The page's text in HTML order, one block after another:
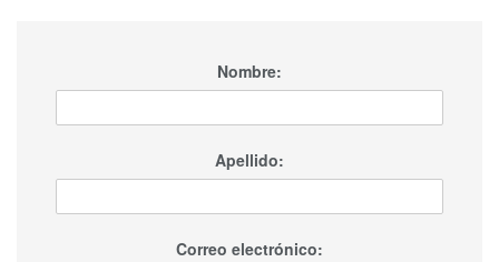
Nombre:
Apellido:
Correo electrónico: